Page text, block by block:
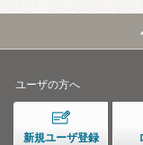
ユーザの方へ
新規ユーザ登録